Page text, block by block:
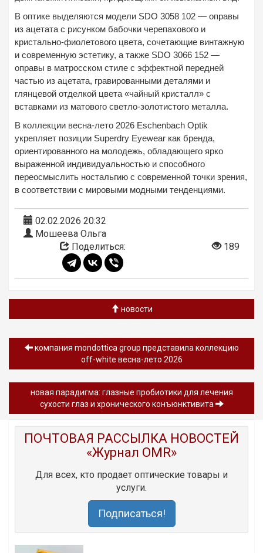
В оптике выделяются модели SDO 3058 102 — оправы
из ацетата с рисунком бабочки черепахового и
кристально-фиолетового цвета, сочетающие винтажную
и современную эстетику, а также SDO 3066 152 —
оправы в матросском стиле с эффектной передней
частью из ацетата, гравированными деталями и
глянцевой отделкой цвета «чайный кристалл» с
вставками из матового светло-золотистого металла.
В коллекции весна-лето 2026 Eschenbach Optik
укрепляет позиции Superdry Eyewear как бренда,
ориентированного на молодежь, обладающего ярко
выраженной индивидуальностью и способного
переосмыслить ностальгию с современной точки зрения,
в соответствии с мировыми модными тенденциями.
02.02.2026 20:32
Мошеева Ольга
Поделиться:
189
новости
компания mondottica group представила коллекцию
off-white весна-лето 2026
новая парадигма: глазные пробиотики для лечения
сухости глаз и хронического конъюнктивита
ПОЧТОВАЯ РАССЫЛКА НОВОСТЕЙ
«Журнал OMR»
Для всех, кто продает оптические товары и
услуги.
Подписаться!